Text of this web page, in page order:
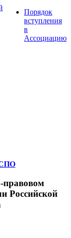
Порядок
вступления
в
Ассоциацию
СПО
правовом
Российской